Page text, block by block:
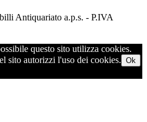
Antiquariato a.p.s. - P.IVA
questo sito utilizza cookies.
sito autorizzi l'uso dei cookies. Ok